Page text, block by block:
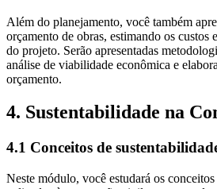
Além do planejamento, você também
orçamento de obras, estimando os custos
do projeto. Serão apresentadas
análise de viabilidade econômica e
orçamento.
4. Sustentabilidade na
4.1 Conceitos de
Neste módulo, você estudará os